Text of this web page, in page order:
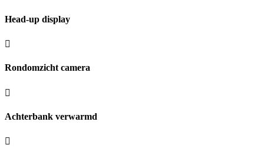
Head-up display
Rondomzicht camera
Achterbank verwarmd